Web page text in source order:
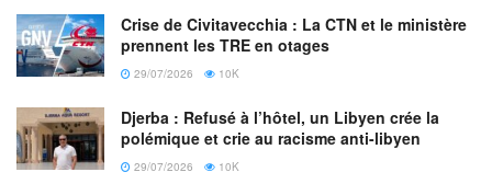
Gagnez un Mile par minute à Dubaï :
d’Emirates peuvent gagner 1 Mile Skywards pour
2022. Les membres actuels et nouveaux d’Emirates
Skywards qui s’inscrivent au programme avant le 31
Crise de Civitavecchia : La CTN et le ministère
prennent les TRE en otages
29/07/2026 10K
Djerba : Refusé à l’hôtel, un Libyen crée la
polémique et crie au racisme anti-libyen
29/07/2026 10K